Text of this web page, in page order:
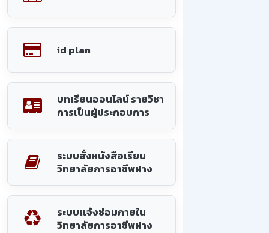
id plan
บทเรียนออนไลน์ รายวิชา
การเป็นผู้ประกอบการ
ระบบสั่งหนังสือเรียน
วิทยาลัยการอาชีพฝาง
ระบบเเจ้งซ่อมภายใน
วิทยาลัยการอาชีพฝาง